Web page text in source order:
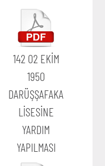
142 02 EKİM
1950
DARÜŞŞAFAKA
LİSESİNE
YARDIM
YAPILMASI